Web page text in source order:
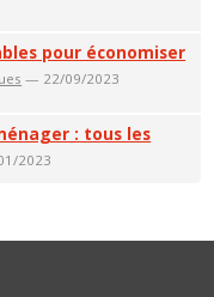
pour économiser
— 22/09/2023
: tous les
2023